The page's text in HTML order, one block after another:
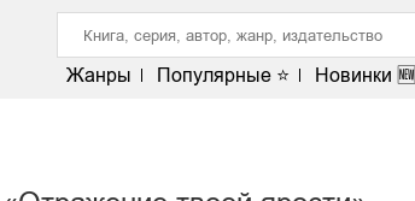
Жанры Популярные ⭐ Новинки 🆕